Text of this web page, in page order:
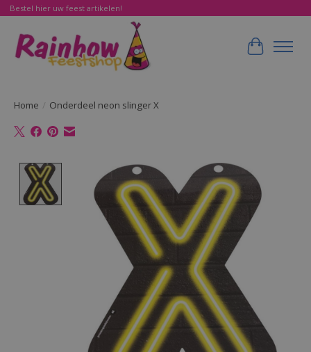
Bestel hier uw feest artikelen!
Home / Onderdeel neon slinger X
Product image slideshow Items